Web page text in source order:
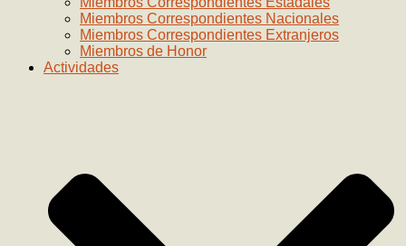
Miembros Correspondientes Nacionales
Miembros Correspondientes Extranjeros
Miembros de Honor
Actividades